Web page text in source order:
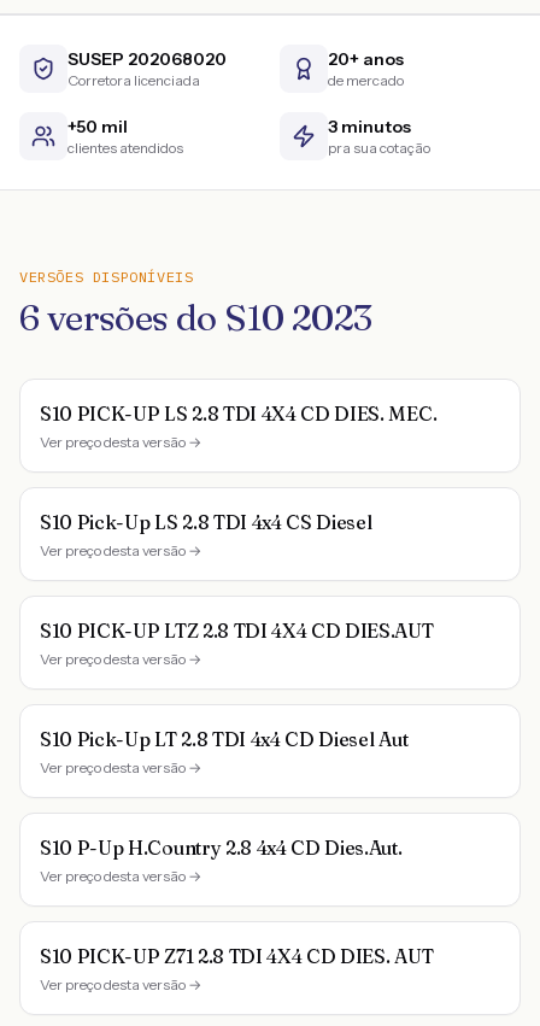
SUSEP 202068020
Corretora licenciada
20+ anos
de mercado
+50 mil
clientes atendidos
3 minutos
pra sua cotação
VERSÕES DISPONÍVEIS
6versões do S10 2023
S10 PICK-UP LS 2.8 TDI 4X4 CD DIES. MEC.
Ver preço desta versão →
S10 Pick-Up LS 2.8 TDI 4x4 CS Diesel
Ver preço desta versão →
S10 PICK-UP LTZ 2.8 TDI 4X4 CD DIES.AUT
Ver preço desta versão →
S10 Pick-Up LT 2.8 TDI 4x4 CD Diesel Aut
Ver preço desta versão →
S10 P-Up H.Country 2.8 4x4 CD Dies.Aut.
Ver preço desta versão →
S10 PICK-UP Z71 2.8 TDI 4X4 CD DIES. AUT
Ver preço desta versão →